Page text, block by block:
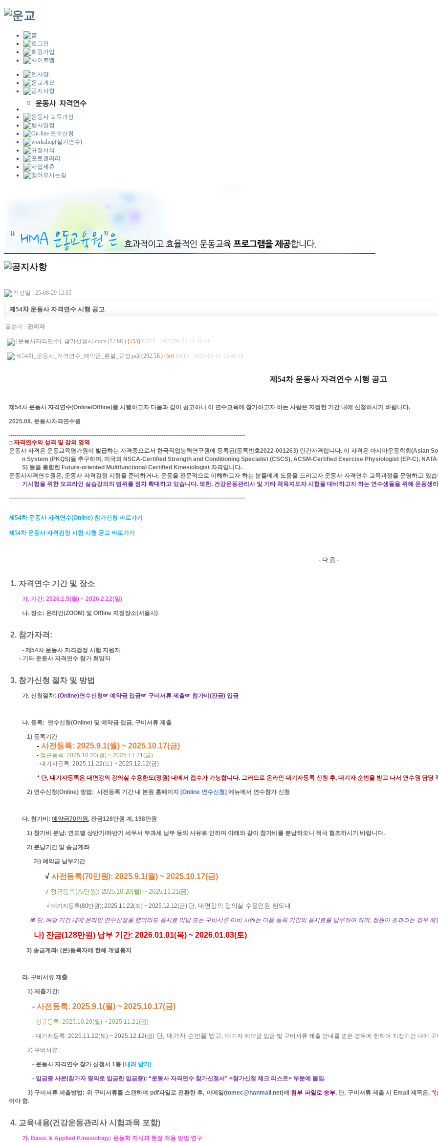
작성일 : 25-08-29 12:05
제54차 운동사 자격연수 시행 공고
글쓴이 : 관리자
[운동사자격연수]_참가신청서.docx (17.6K) [153] DATE : 2025-09-01 11:46:14
제54차_운동사_자격연수_예약금_환불_규정.pdf (292.5K) [50] DATE : 2025-09-01 11:46:14
제 54차 운동사 자격연수 시행 공고
제 54차 운동사 자격연수(Online/Offline)를 시행하고자 다음과 같이 공고하니 이 연수교육에 참가하고자 하는 사람은 지정한 기간 내에 신청하시기 바랍니다.
2025.08. 운동사자격연수원
-------------------------------------------------------------------------------------------------------------------------
□ 자격연수의 성격 및 강의 영역
운동사 자격은 운동교육평가원이 발급하는 자격증으로서 한국직업능력연구원에 등록된(등록번호2022-001263) 민간자격입니다. 이 자격은 아시아운동학회 (Asian
n System (PKQS)을 추구하며, 미국의 NSCA-Certified Strength and Conditioning Specialist (CSCS), ACSM-Certified Exercise Physiologist (EP-C),
S) 등을 통합한 Future-oriented Multifunctional Certified Kinesiologist 자격입니다.
운동사자격연수원은, 운동사 자격검정 시험을 준비하거나, 운동을 전문적으로 이해하고자 하는 분들에게 도움을 드리고자 운동사 자격연수 교육과정을 운영하고 있
기시험을 위한 오프라인 실습강의의 범위를 점차 확대하고 있습니다. 또한, 건강운동관리사 및 기타 체육지도자 시험을 대비하고자 하는 연수생들을 위해 운동생
-------------------------------------------------------------------------------------------------------------------------
제 54차 운동사 자격연수(Online) 참가신청 바로가기
제 54차 운동사 자격검정 시험 시행 공고 바로가기
- 다 음-
1. 자격연수 기간 및 장소
가.기간:2026.1.5(월) ~ 2026.2.22(일)
나. 장소: 온라인(ZOOM) 및Offline지정장소(서울시)
2. 참가자격 :
-제54차 운동사 자격검정 시험 지원자
-기타 운동사 자격연수 참가 희망자
3. 참가신청 절차 및 방법
가.신청절차: (Online)연수신청☞ 예약금 입금☞ 구비서류 제출☞ 참가비(잔금) 입금
나. 등록: 연수신청(Online) 및 예약금 입금, 구비서류 제출
1) 등록기간
- 사전등록: 2025.9.1(월) ~ 2025.10.17(금)
- 정규등록: 2025.10.20(월) ~ 2025.11.21(금)
- 대기자등록: 2025.11.22(토) ~ 2025.12.12(금)
* 단, 대기자등록은 대면강의 강의실 수용한도(정원) 내에서 접수가 가능합니다. 그러므로 온라인 대기자등록 신청 후, 대기자 순번을 받고 나서 연수원 담당
2) 연수신청(Online) 방법 : 사전등록 기간 내 본원 홈페이지 [Online 연수신청] 메뉴에서 연수참가 신청
다. 참가비 :예약금70만원, 잔금128만원 계, 198만원
1) 참가비 분납: 연도별 상반기 /하반기 세무서 부과세 납부 등의 사유로 인하여 아래와 같이 참가비를 분납하오니 적극 협조하시기 바랍니다.
2) 분납기간 및 송금계좌
가)예약금 납부기간
√ 사전등록(70만원): 2025.9.1(월) ~ 2025.10.17(금)
√ 정규등록(75만원): 2025.10.20(월) ~ 2025.11.21(금)
√ 대기자등록(80만원):2025.11.22(토) ~ 2025.12.12(금) 단,대면강의 강의실 수용인원 한도내
※ 단, 해당 기간 내에 온라인 연수신청을 했더라도 응시료 미납 또는 구비서류 미비 시에는 다음 등록 기간의 응시료를 납부하여 하며, 정원이 초과되는 경우
나) 잔금(128만원) 납부 기간:2026.01.01(목) ~ 2026.01.03(토)
3) 송금계좌: (온)등록자에 한해 개별통지
라. 구비서류 제출
1) 제출기간:
- 사전등록: 2025.9.1(월) ~ 2025.10.17(금)
- 정규등록: 2025.10.20(월) ~ 2025.11.21(금)
- 대기자등록: 2025.11.22(토) ~ 2025.12.12(금) 단, 대가자 순번을 받고, 대기자 예약금 입금 및 구비서류 제출 안내를 받은 경우에 한하여 지정기간 내에
2) 구비서류:
- 운동사 자격연수 참가 신청서 1통 [내려 받기 ]
- 입금증 사본(참가자 명의로 입금한 입금증): “운동사 자격연수 참가신청서” <참가신청 체크 리스트> 부분에 붙임.
3) 구비서류제출방법 : 위 구비서류를 스캔하여 pdf파일로 전환한 후, 이메일(tomec@hanmail.net)에첨부 파일로 송부. 단, 구비서류 제출 시 Email 제목은,“(
어야 함.
4. 교육내용(건강운동관리사 시험과목 포함)
가. Basic & Applied Kinesiology: 운동학 지식과 현장 적용 방법 연구